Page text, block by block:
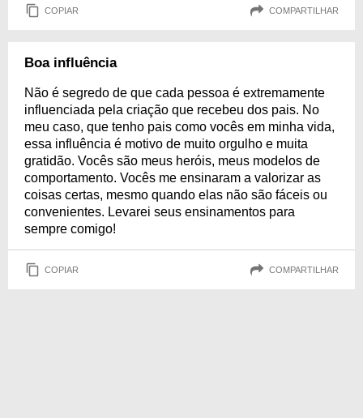
COPIAR COMPARTILHAR
Boa influência
Não é segredo de que cada pessoa é extremamente
influenciada pela criação que recebeu dos pais. No
meu caso, que tenho pais como vocês em minha vida,
essa influência é motivo de muito orgulho e muita
gratidão. Vocês são meus heróis, meus modelos de
comportamento. Vocês me ensinaram a valorizar as
coisas certas, mesmo quando elas não são fáceis ou
convenientes. Levarei seus ensinamentos para
sempre comigo!
COPIAR COMPARTILHAR